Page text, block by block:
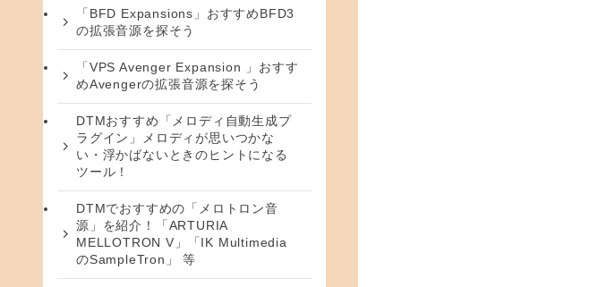
「BFD Expansions」おすすめBFD3
の拡張音源を探そう
「VPS Avenger Expansion 」おすす
めAvengerの拡張音源を探そう
DTMおすすめ「メロディ自動生成プ
ラグイン」メロディが思いつかな
い・浮かばないときのヒントになる
ツール！
DTMでおすすめの「メロトロン音
源」を紹介！「ARTURIA
MELLOTRON V」「IK Multimedia
のSampleTron」 等